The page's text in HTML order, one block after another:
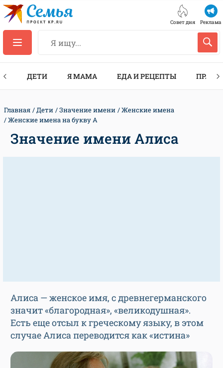
Совет дня Реклама
ДЕТИ Я МАМА ЕДА И РЕЦЕПТЫ
Главная Дети Значение имени
Женские имена
Женские имена на букву А
Значение имени Алиса
Алиса — женское имя, с древнегерманского
значит «благородная», «великодушная».
Есть еще отсыл к греческому языку, в этом
случае Алиса переводится как «истина»